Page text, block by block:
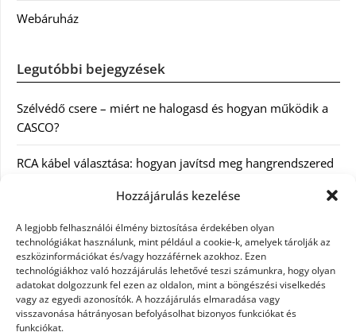
Hozzájárulás kezelése
A legjobb felhasználói élmény biztosítása érdekében olyan
technológiákat használunk, mint például a cookie-k, amelyek tárolják az
eszközinformációkat és/vagy hozzáférnek azokhoz. Ezen
technológiákhoz való hozzájárulás lehetővé teszi számunkra, hogy olyan
adatokat dolgozzunk fel ezen az oldalon, mint a böngészési viselkedés
vagy az egyedi azonosítók. A hozzájárulás elmaradása vagy
visszavonása hátrányosan befolyásolhat bizonyos funkciókat és
funkciókat.
Webáruház
Legutóbbi bejegyzések
Szélvédő csere – miért ne halogasd és hogyan működik a
CASCO?
RCA kábel választása: hogyan javítsd meg hangrendszered
Magyarországon: milyen jogi szabályozásra kell figyelni?
Akciós külföldi nyaralás 2026-ban előfoglalással: mit
ellenőrizz az ár mellett?
A Kassai Irodaház modern munkakörnyezetet biztosít